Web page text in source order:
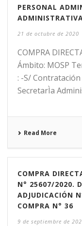
PERSONAL
21 de octubre de 2020
COMPRA
Ámbito: MOSP
: -S/
SecretarÌa
Read More
COMPRA
N° 25607/2020.
ADJUDICACIÓN
COMPRA N° 36
9 de septiembre de